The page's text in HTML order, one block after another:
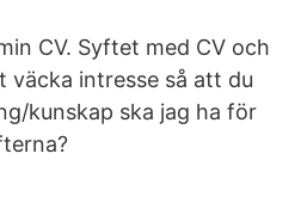
CV. Syftet med CV och
väcka intresse så att du
kunskap ska jag ha för